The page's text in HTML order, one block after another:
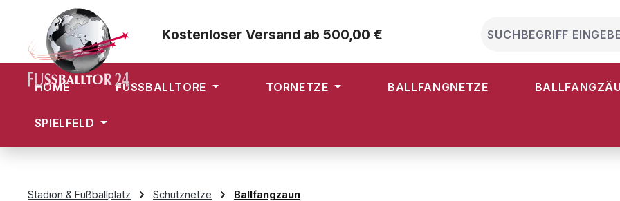
Hauptinhalt springen
Zur Suche springen
Zur Hauptnavigation springen
Kostenloser Versand ab 500,00 €
HOME FUSSBALLTORE TORNETZE BALLFANGNETZE
SPIELFELD
Stadion & Fußballplatz Schutznetze Ballfangzaun